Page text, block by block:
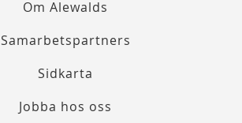
Om Alewalds
Samarbetspartners
Sidkarta
Jobba hos oss